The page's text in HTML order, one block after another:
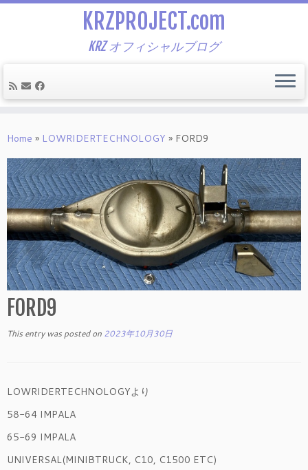
to
KRZPROJECT.com
KRZ オフィシャルブログ
Home » LOWRIDERTECHNOLOGY » FORD9
FORD9
This entry was posted on 2023年10月30日
LOWRIDERTECHNOLOGYより
58-64 IMPALA
65-69 IMPALA
UNIVERSAL(MINIBTRUCK, C10, C1500 ETC)